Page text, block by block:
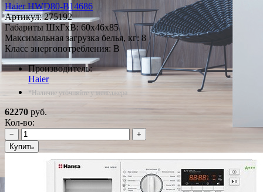
Haier HWD80-B14686
Артикул:275192
Габариты ШxГxВ: 60x46x85
Максимальная загрузка белья, кг: 8
Класс энергопотребления: B
Производитель:
Haier
*Наличие уточняйте у менеджера
62270 руб.
Кол-во:
−
+
Купить